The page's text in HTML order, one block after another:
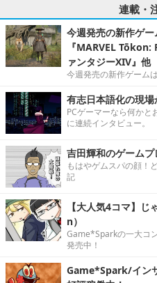
連載・
今週発売の新作ゲ
『MARVEL
ァンタジーXIV』他
今週発売の新作ゲームは
有志日本語化の現場
PCゲーマーなら何か
に連続インタビュー。
吉田輝和のゲーム
もはやゲムスパの顔！
記
【大人気4コマ】
n）
Game*Sparkの一大コ
発売中！
Game*Spark/イン